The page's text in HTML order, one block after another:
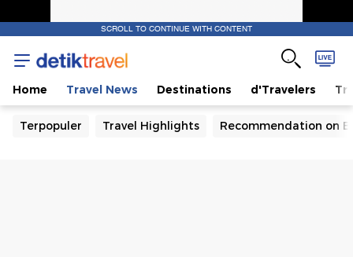
SCROLL TO CONTINUE WITH CONTENT
Home Travel News Destinations d'Travelers
Terpopuler Travel Highlights Recommendation on